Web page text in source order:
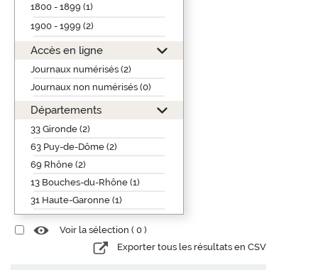
1800 - 1899 (1)
1900 - 1999 (2)
Accès en ligne
Journaux numérisés (2)
Journaux non numérisés (0)
Départements
33 Gironde (2)
63 Puy-de-Dôme (2)
69 Rhône (2)
13 Bouches-du-Rhône (1)
31 Haute-Garonne (1)
Voir la sélection ( 0 )
Exporter tous les résultats en CSV